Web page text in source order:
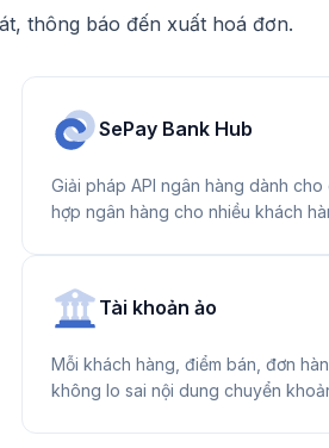
thông báo đến xuất hoá đơn.
SePay Bank Hub
Giải pháp API ngân hàng dành
hợp ngân hàng cho nhiều khách
Tài khoản ảo
Mỗi khách hàng, điểm bán, đơn
không lo sai nội dung chuyển